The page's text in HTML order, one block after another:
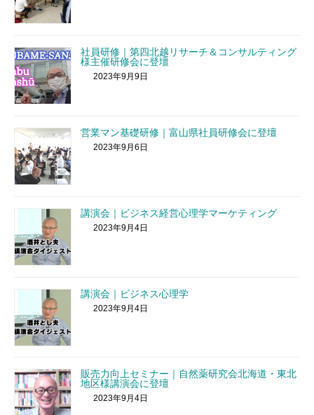
社員研修｜第四北越リサーチ＆コンサルティング
様主催研修会に登壇
2023年9月9日
営業マン基礎研修｜富山県社員研修会に登壇
2023年9月6日
講演会｜ビジネス経営心理学マーケティング
2023年9月4日
講演会｜ビジネス心理学
2023年9月4日
販売力向上セミナー｜自然薬研究会北海道・東北
地区様講演会に登壇
2023年9月4日